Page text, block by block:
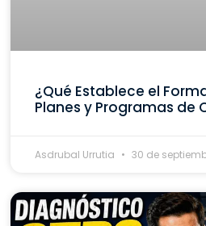
¿Qué Establece el
Planes y Programas de
Asdrubal Urrutia 30 de